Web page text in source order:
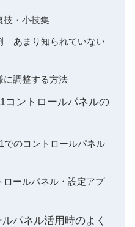
技・小技集
– あまり知られていない
に調整する方法
コントロールパネルの
でのコントロールパネル
ロールパネル・設定アプ
パネル活用時のよく